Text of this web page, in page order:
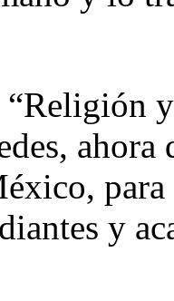
“Religión
para
y